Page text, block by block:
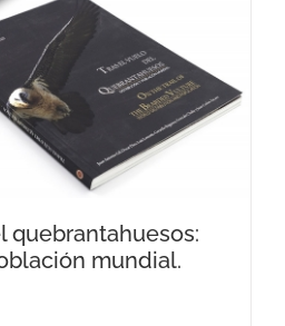
quebrantahuesos:
mundial.